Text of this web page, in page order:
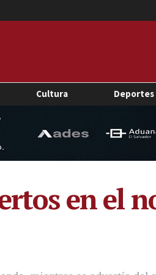
Cultura Deportes
en el